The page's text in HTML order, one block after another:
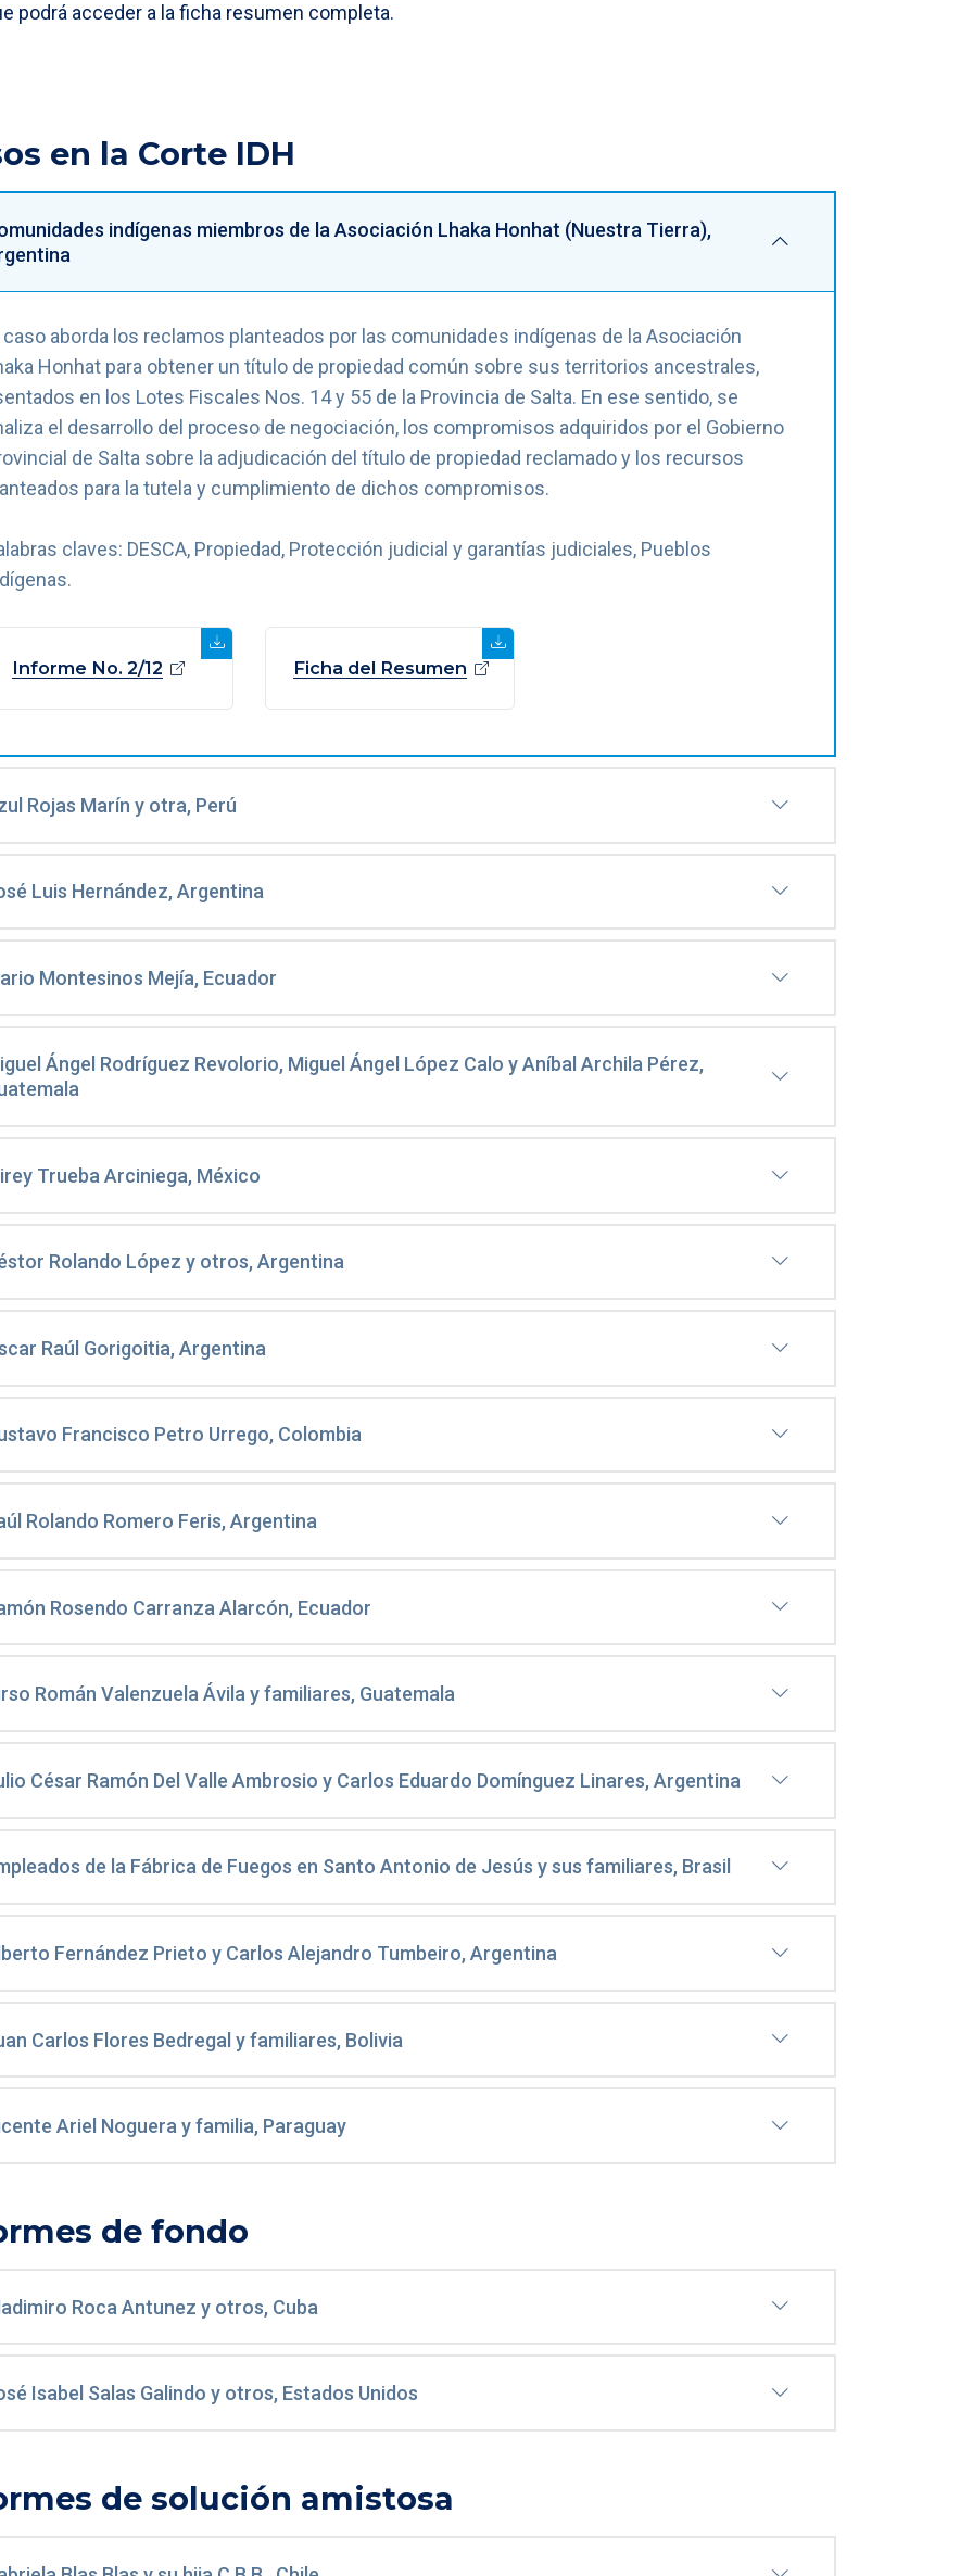
podrá acceder a la ficha resumen completa.
en la Corte IDH
indígenas miembros de la Asociación Lhaka Honhat (Nuestra Tierra),
caso aborda los reclamos planteados por las comunidades indígenas de la Asociación
Honhat para obtener un título de propiedad común sobre sus territorios ancestrales,
en los Lotes Fiscales Nos. 14 y 55 de la Provincia de Salta. En ese sentido, se
el desarrollo del proceso de negociación, los compromisos adquiridos por el Gobierno
de Salta sobre la adjudicación del título de propiedad reclamado y los recursos
para la tutela y cumplimiento de dichos compromisos.
claves: DESCA, Propiedad, Protección judicial y garantías judiciales, Pueblos
Informe No.2/12 Ficha del Resumen
Rojas Marín y otra, Perú
Luis Hernández, Argentina
Montesinos Mejía, Ecuador
Ángel Rodríguez Revolorio, Miguel Ángel López Calo y Aníbal Archila Pérez,
Trueba Arciniega, México
Rolando López y otros, Argentina
Raúl Gorigoitia, Argentina
Francisco Petro Urrego, Colombia
Rolando Romero Feris, Argentina
Rosendo Carranza Alarcón, Ecuador
Román Valenzuela Ávila y familiares, Guatemala
César Ramón Del Valle Ambrosio y Carlos Eduardo Domínguez Linares, Argentina
de la Fábrica de Fuegos en Santo Antonio de Jesús y sus familiares, Brasil
Fernández Prieto y Carlos Alejandro Tumbeiro, Argentina
Carlos Flores Bedregal y familiares, Bolivia
Ariel Noguera y familia, Paraguay
de fondo
Roca Antunez y otros, Cuba
Isabel Salas Galindo y otros, Estados Unidos
de solución amistosa